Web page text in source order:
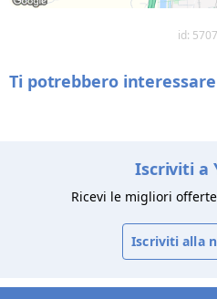
id:
Ti potrebbero interessare
Iscriviti a
Ricevi le migliori
Iscriviti alla